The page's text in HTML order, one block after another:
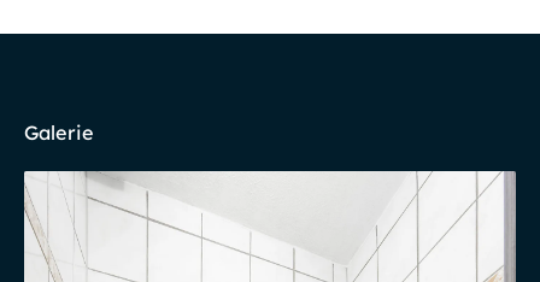
Galerie